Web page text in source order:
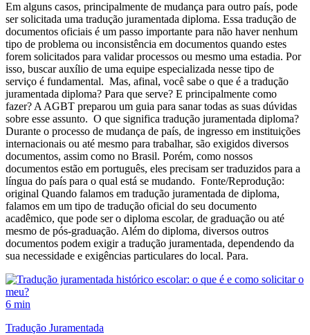
Em alguns casos, principalmente de mudança para outro país, pode
ser solicitada uma tradução juramentada diploma. Essa tradução de
documentos oficiais é um passo importante para não haver nenhum
tipo de problema ou inconsistência em documentos quando estes
forem solicitados para validar processos ou mesmo uma estadia. Por
isso, buscar auxílio de uma equipe especializada nesse tipo de
serviço é fundamental. Mas, afinal, você sabe o que é a tradução
juramentada diploma? Para que serve? E principalmente como
fazer? A AGBT preparou um guia para sanar todas as suas dúvidas
sobre esse assunto. O que significa tradução juramentada diploma?
Durante o processo de mudança de país, de ingresso em instituições
internacionais ou até mesmo para trabalhar, são exigidos diversos
documentos, assim como no Brasil. Porém, como nossos
documentos estão em português, eles precisam ser traduzidos para a
língua do país para o qual está se mudando. Fonte/Reprodução:
original Quando falamos em tradução juramentada de diploma,
falamos em um tipo de tradução oficial do seu documento
acadêmico, que pode ser o diploma escolar, de graduação ou até
mesmo de pós-graduação. Além do diploma, diversos outros
documentos podem exigir a tradução juramentada, dependendo da
sua necessidade e exigências particulares do local. Para.
6 min
Tradução Juramentada